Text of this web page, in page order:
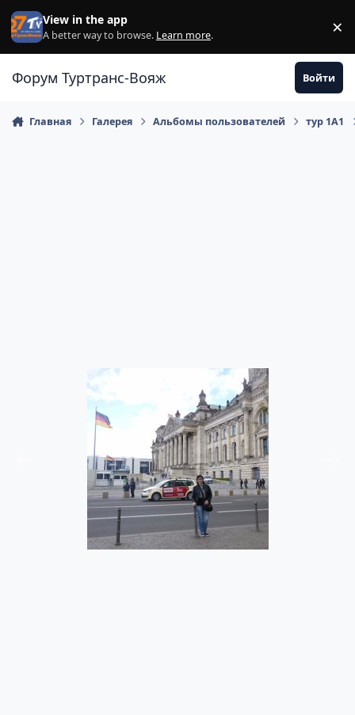
Перейти к содержанию
View in the app
A better way to browse. Learn more. ×
Форум Туртранс-Вояж Войти
Главная Галерея Альбомы пользователей тур 1А1